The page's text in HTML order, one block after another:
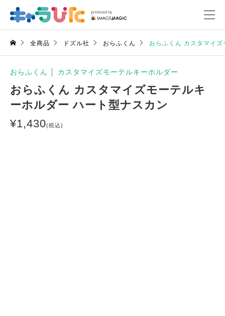
全商品 ドズル社 おらふくん おらふくん カスタマイ
おらふくん カスタマイズモーテルキーホルダー
おらふくん カスタマイズモーテルキ
ーホルダー ハート型ナスカン
¥1,430(税込)